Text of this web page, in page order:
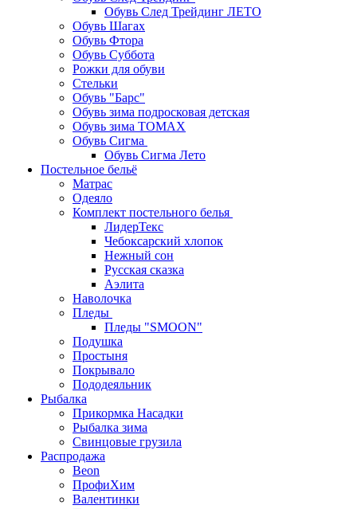
Обувь След Трейдинг ЛЕТО
Обувь Шагах
Обувь Фтора
Обувь Суббота
Рожки для обуви
Стельки
Обувь "Барс"
Обувь зима подросковая детская
Обувь зима ТОМАХ
Обувь Сигма
Обувь Сигма Лето
Постельное бельё
Матрас
Одеяло
Комплект постельного белья
ЛидерТекс
Чебоксарский хлопок
Нежный сон
Русская сказка
Аэлита
Наволочка
Пледы
Пледы "SMOON"
Подушка
Простыня
Покрывало
Пододеяльник
Рыбалка
Прикормка Насадки
Рыбалка зима
Свинцовые грузила
Распродажа
Beon
ПрофиХим
Валентинки